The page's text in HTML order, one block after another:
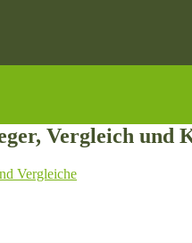
Vergleich und
Vergleiche